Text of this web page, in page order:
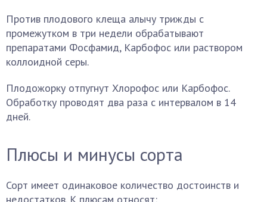
Против плодового клеща алычу трижды с
промежутком в три недели обрабатывают
препаратами Фосфамид, Карбофос или раствором
коллоидной серы.
Плодожорку отпугнут Хлорофос или Карбофос.
Обработку проводят два раза с интервалом в 14
дней.
Плюсы и минусы сорта
Сорт имеет одинаковое количество достоинств и